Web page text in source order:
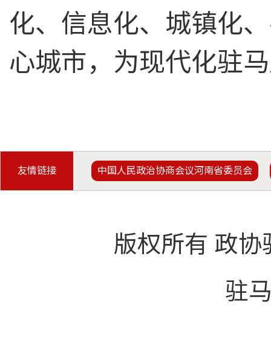
化、信息化、城镇化
心城市，为现代化驻
友情链接 中国人民政治协商会议河南省委员会
版权所有 政协
驻